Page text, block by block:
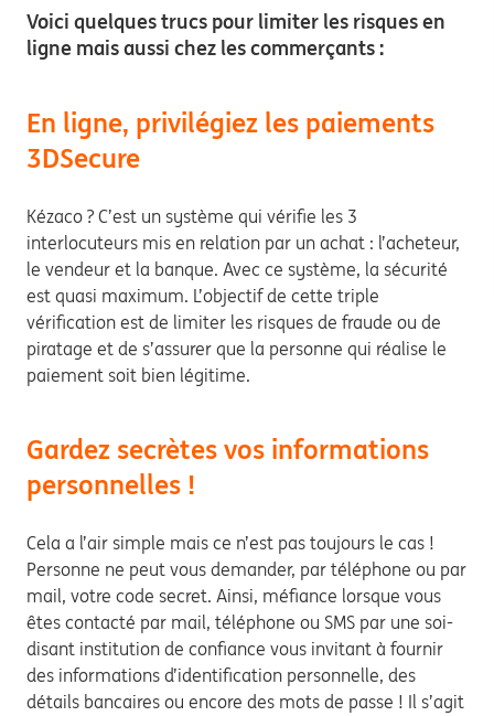
Voici quelques trucs pour limiter les risques en
ligne mais aussi chez les commerçants :
En ligne, privilégiez les paiements
3DSecure
Kézaco ? C’est un système qui vérifie les 3
interlocuteurs mis en relation par un achat : l’acheteur,
le vendeur et la banque. Avec ce système, la sécurité
est quasi maximum. L’objectif de cette triple
vérification est de limiter les risques de fraude ou de
piratage et de s’assurer que la personne qui réalise le
paiement soit bien légitime.
Gardez secrètes vos informations
personnelles !
Cela a l’air simple mais ce n’est pas toujours le cas !
Personne ne peut vous demander, par téléphone ou par
mail, votre code secret. Ainsi, méfiance lorsque vous
êtes contacté par mail, téléphone ou SMS par une soi-
disant institution de confiance vous invitant à fournir
des informations d’identification personnelle, des
détails bancaires ou encore des mots de passe ! Il s’agit